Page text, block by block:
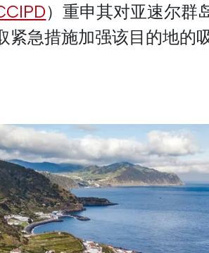
）重申其对亚速尔群
紧急措施加强该目的地的